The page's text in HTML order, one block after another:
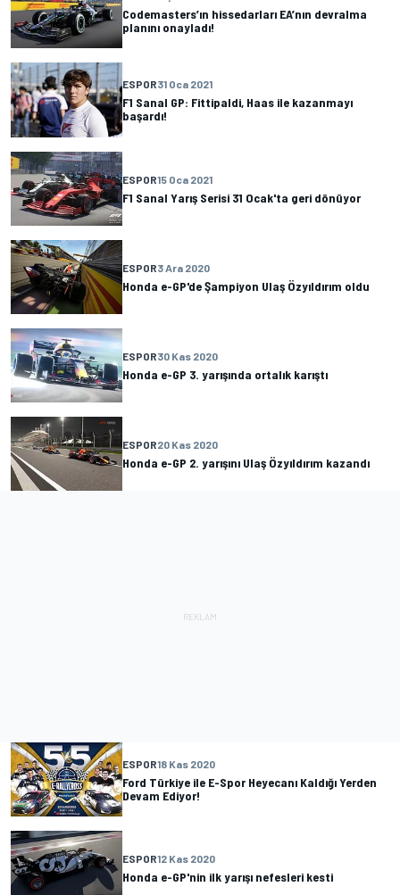
Codemasters’ın hissedarları EA’nın devralma
planını onayladı!
ESPOR31 Oca 2021
F1 Sanal GP: Fittipaldi, Haas ile kazanmayı
başardı!
ESPOR15 Oca 2021
F1 Sanal Yarış Serisi 31 Ocak'ta geri dönüyor
ESPOR3 Ara 2020
Honda e-GP'de Şampiyon Ulaş Özyıldırım oldu
ESPOR30 Kas 2020
Honda e-GP 3. yarışında ortalık karıştı
ESPOR20 Kas 2020
Honda e-GP 2. yarışını Ulaş Özyıldırım kazandı
ESPOR18 Kas 2020
Ford Türkiye ile E-Spor Heyecanı Kaldığı Yerden
Devam Ediyor!
ESPOR12 Kas 2020
Honda e-GP'nin ilk yarışı nefesleri kesti